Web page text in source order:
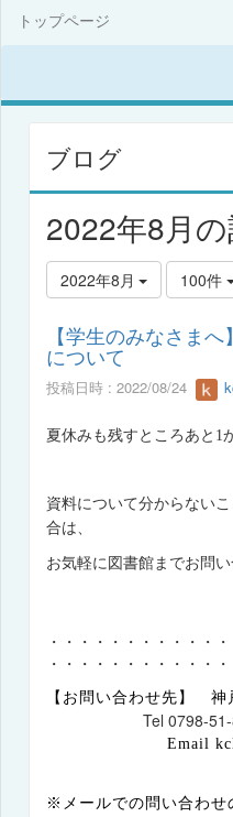
トップページ
ブログ
2022年8月
2022年8月 100件
【学生のみなさま
について
投稿日時 : 2022/08/24
夏休みも残すところあと 1
資料について分からない
合は、
お気軽に図書館までお問い
・・・・・・・・・・・
・・・・・・・・・・・
【お問い合わせ先】 神
Tel 0798-51-
Email
※メールでの問い合わせ